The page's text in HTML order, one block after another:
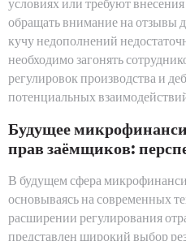
условиях или требуют
обращать внимание на отзывы
кучу недополнений
необходимо загонять
регулировок производства и
потенциальных
Будущее
прав заёмщиков:
В будущем сфера
основываясь на современных
расширении регулирования
представлен широкий выбор